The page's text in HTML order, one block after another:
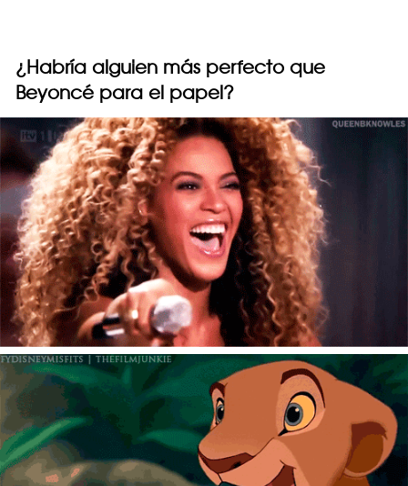
¿Habría alguien más perfecto que
Beyoncé para el papel?